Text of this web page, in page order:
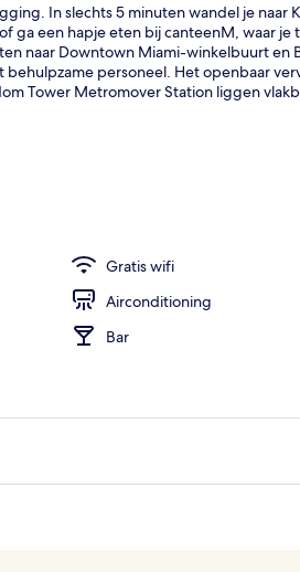
In slechts 5 minuten wandel je naar
ga een hapje eten bij canteenM, waar
naar Downtown Miami-winkelbuurt en
personeel. Het openbaar
Tower Metromover Station liggen
Gratis wifi
Airconditioning
Bar